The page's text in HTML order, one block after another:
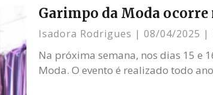
Garimpo da Moda
Isadora Rodrigues 08/04/2025
Na próxima semana, nos dias 15 e
Moda. O evento é realizado todo